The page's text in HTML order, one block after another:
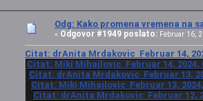
Odg: Kako promena vremena na
« Odgovor #1949 poslato: Februar 16,
Citat: drAnita Mrdakovic Februar 14,
Citat: Miki Mihajlovic Februar 14, 2024,
Citat: drAnita Mrdakovic Februar 13,
Citat: Miki Mihajlovic Februar 13, 2024,
Citat: drAnita Mrdakovic Februar 12,